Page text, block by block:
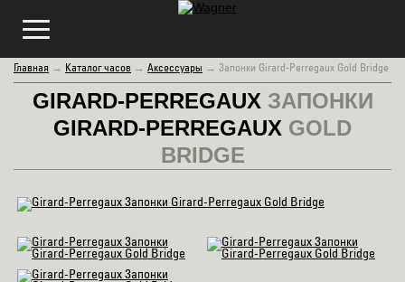
Главная → Каталог часов → Аксессуары → Запонки Girard-Perregaux Gold Bridge
GIRARD-PERREGAUX ЗАПОНКИ
GIRARD-PERREGAUX GOLD
BRIDGE